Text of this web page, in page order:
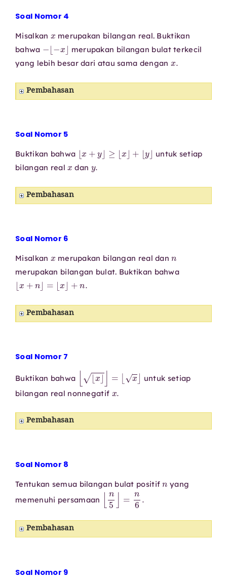
Soal Nomor 4
Misalkan
merupakan bilangan real. Buktikan
bahwa
⌊
merupakan bilangan bulat terkecil
yang lebih besar dari atau sama dengan
Pembahasan
Soal Nomor 5
Buktikan bahwa
⌊ ≥ ⌊x + y
untuk setiap
bilangan real
dan
.
Pembahasan
Soal Nomor 6
Misalkan merupakan bilangan real dan
merupakan bilangan bulat. Buktikan bahwa
⌊ ⌋ = + .
Pembahasan
Soal Nomor 7
Buktikan bahwa
⌊ x⌋⌋=⌊x
untuk setiap
bilangan real nonnegatif
Pembahasan
Soal Nomor 8
Tentukan semua bilangan bulat positif
yang
memenuhi persamaan
⌊ n5 ⌋ 6.
Pembahasan
Soal Nomor 9